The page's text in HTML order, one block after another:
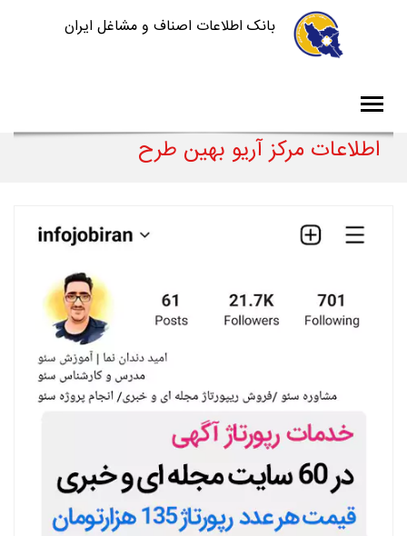
بانک اطلاعات اصناف و مشاغل ایران
اطلاعات مرکز آریو بهین طرح